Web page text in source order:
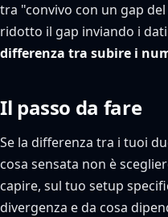
tra "convivo con un gap
ridotto il gap inviando i
differenza tra subire i
Il passo da fare
Se la differenza tra i tuoi
cosa sensata non è
capire, sul tuo setup
divergenza e da cosa